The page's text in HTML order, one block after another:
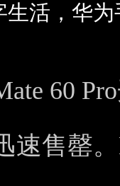
活，华
60
速售罄